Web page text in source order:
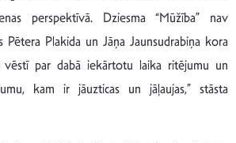
perspektīvā. Dziesma “Mūžība” nav
Pētera Plakida un Jāņa Jaunsudrabiņa kora
vēstī par dabā iekārtotu laika ritējumu un
kam ir jāuzticas un jāļaujas,” stāsta